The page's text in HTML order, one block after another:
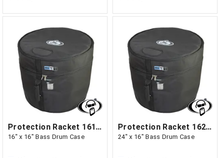
Protection Racket 1616-00
16" x 16" Bass Drum Case
Protection Racket 1624-00
24" x 16" Bass Drum Case